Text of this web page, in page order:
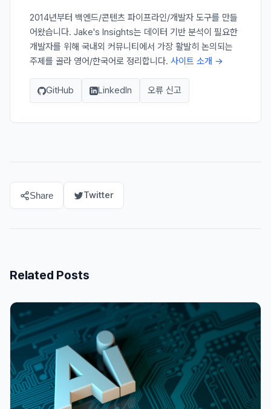
2014년부터 백엔드/콘텐츠 파이프라인/개발자 도구를 만들
어왔습니다. Jake's Insights는 데이터 기반 분석이 필요한
개발자를 위해 국내외 커뮤니티에서 가장 활발히 논의되는
주제를 골라 영어/한국어로 정리합니다. 사이트 소개 →
GitHub LinkedIn 오류 신고
Share Twitter
Related Posts